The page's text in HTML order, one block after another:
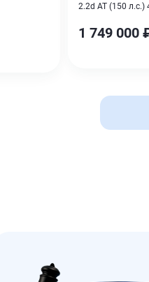
2.2d AT (150 л.с.)
1 749 000